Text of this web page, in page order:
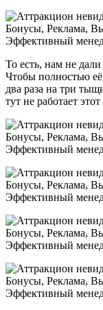
То есть, нам не
Чтобы полностью её
два раза на три
тут не работает